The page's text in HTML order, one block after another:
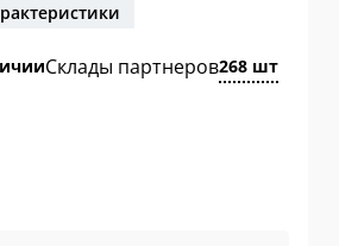
Склады партнеров268 шт